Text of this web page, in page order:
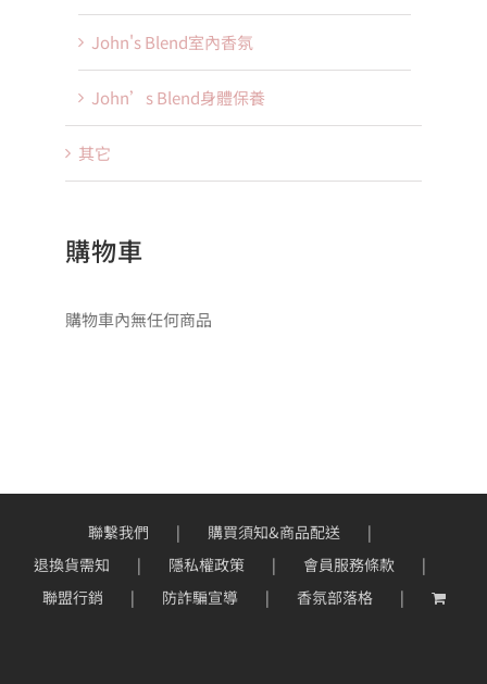
John's Blend室內香氛
John’s Blend身體保養
其它
購物車
購物車內無任何商品
聯繫我們
購買須知&商品配送
退換貨需知
隱私權政策
會員服務條款
聯盟行銷
防詐騙宣導 香氛部落格